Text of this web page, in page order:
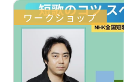
ワークショップ